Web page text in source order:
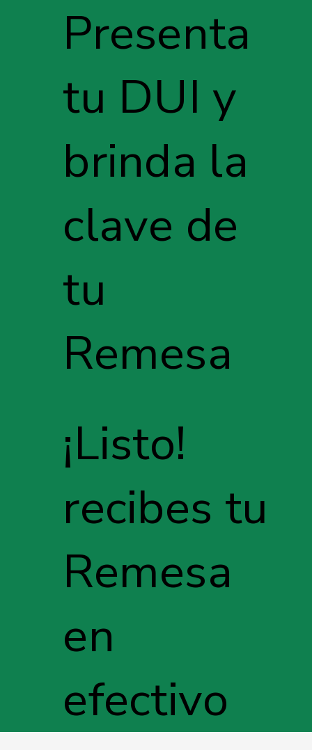
Presenta
tu DUI y
brinda la
clave de
tu
Remesa
¡Listo!
recibes tu
Remesa
en
efectivo